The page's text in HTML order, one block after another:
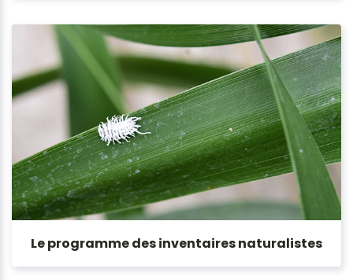
Le programme des inventaires naturalistes